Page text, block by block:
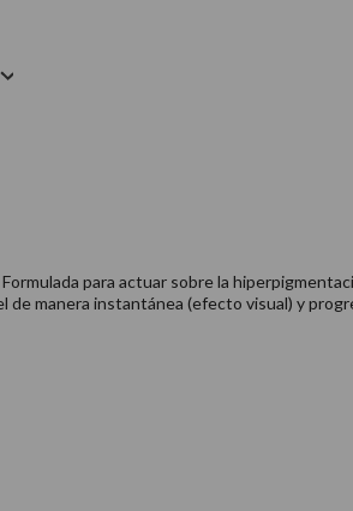
para actuar sobre la
manera instantánea (efecto visual) y